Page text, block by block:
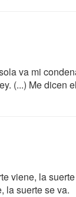
va mi
(...) Me dicen
viene, la
la suerte se va.